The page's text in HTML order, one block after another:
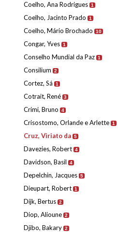
Coelho, Ana Rodrigues 1
Coelho, Jacinto Prado 1
Coelho, Mário Brochado 10
Congar, Yves 1
Conselho Mundial da Paz 1
Consilium 2
Cortez, Sá 1
Cotrait, René 3
Crimi, Bruno 4
Crisostomo, Orlande e Arlette 1
Cruz, Viriato da 5
Davezies, Robert 4
Davidson, Basil 4
Depelchin, Jacques 5
Dieupart, Robert 1
Dijk, Bertus 2
Diop, Alioune 2
Djibo, Bakary 2